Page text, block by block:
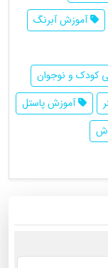
آموزش آبرنگ
کودک و نوجوان
آموزش پاستل